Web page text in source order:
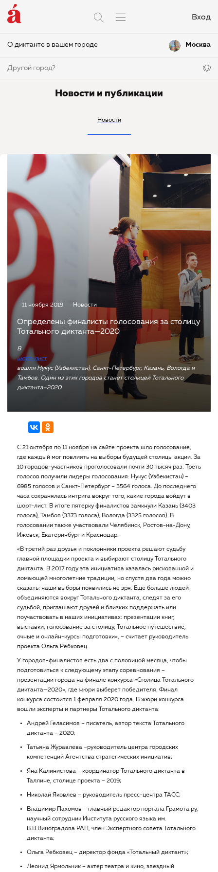
Вход
О диктанте в вашем городе Москва
Другой город?
Новости и публикации
Новости
11 ноября 2019 Новости
Определены финалисты голосования за столицу
Тотального диктанта—2020
В
шорт-лист
вошли Нукус (Узбекистан), Санкт-Петербург, Казань, Вологда и
Тамбов. Один из этих городов станет столицей Тотального
диктанта–2020.
С 21 октября по 11 ноября на сайте проекта шло голосование,
где каждый мог повлиять на выборы будущей столицы акции. За
10 городов-участников проголосовали почти 30 тысяч раз. Треть
голосов получили лидеры голосования: Нукус (Узбекистан) –
6985 голосов и Санкт-Петербург – 3564 голоса. До последнего
часа сохранялась интрига вокруг того, какие города войдут в
шорт-лист. В итоге пятерку финалистов замкнули Казань (3403
голоса), Тамбов (3373 голоса), Вологда (3325 голосов). В
голосовании также участвовали Челябинск, Ростов-на-Дону,
Ижевск, Екатеринбург и Краснодар.
«В третий раз друзья и поклонники проекта решают судьбу
главной площадки проекта и выбирают столицу Тотального
диктанта. В 2017 году эта инициатива казалась рискованной и
ломающей многолетние традиции, но спустя два года можно
сказать: наши выборы появились не зря. Еще больше людей
объединяются вокруг Тотального диктанта, следят за его
судьбой, приглашают друзей и близких поддержать или
поучаствовать в наших инициативах: презентации книг,
выставки, голосование за столицу, Тотальное путешествие,
очные и онлайн-курсы подготовки», – считает руководитель
проекта Ольга Ребковец.
У городов-финалистов есть два с половиной месяца, чтобы
подготовиться к следующему этапу соревнования –
презентации города на финале конкурса «Столица Тотального
диктанта—2020», где жюри выберет победителя. Финал
конкурса состоится 1 февраля 2020 года. В жюри конкурса
вошли эксперты и партнеры Тотального диктанта:
Андрей Геласимов – писатель, автор текста Тотального
диктанта – 2020;
Татьяна Журавлева –руководитель центра городских
компетенций Агентства стратегических инициатив;
Яна Калинистова – координатор Тотального диктанта в
Таллине, столице проекта – 2019;
Николай Яковлев – руководитель пресс-центра ТАСС;
Владимир Пахомов – главный редактор портала Грамота.ру,
научный сотрудник Института русского языка им.
В.В.Виноградова РАН, член Экспертного совета Тотального
диктанта;
Ольга Ребковец – директор фонда «Тотальный диктант»;
Леонид Ярмольник – актер театра и кино, звездный